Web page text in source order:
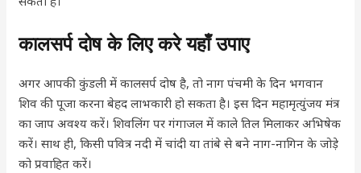
कालसर्प दोष के लिए करे यहाँ उपाए
अगर आपकी कुंडली में कालसर्प दोष है, तो नाग पंचमी के दिन भगवान
शिव की पूजा करना बेहद लाभकारी हो सकता है। इस दिन महामृत्युंजय मंत्र
का जाप अवश्य करें। शिवलिंग पर गंगाजल में काले तिल मिलाकर अभिषेक
करें। साथ ही, किसी पवित्र नदी में चांदी या तांबे से बने नाग-नागिन के जोड़े
को प्रवाहित करें।